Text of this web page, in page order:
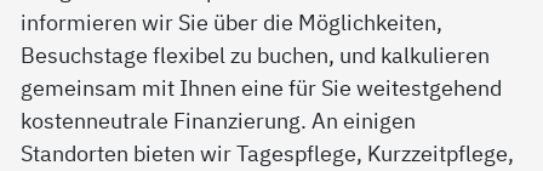
informieren wir Sie über die Möglichkeiten,
Besuchstage flexibel zu buchen, und kalkulieren
gemeinsam mit Ihnen eine für Sie weitestgehend
kostenneutrale Finanzierung. An einigen
Standorten bieten wir Tagespflege, Kurzzeitpflege,